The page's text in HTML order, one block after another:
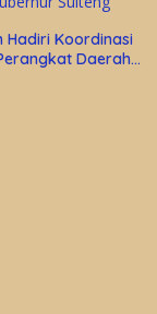
Hadiri Koordinasi
Daerah